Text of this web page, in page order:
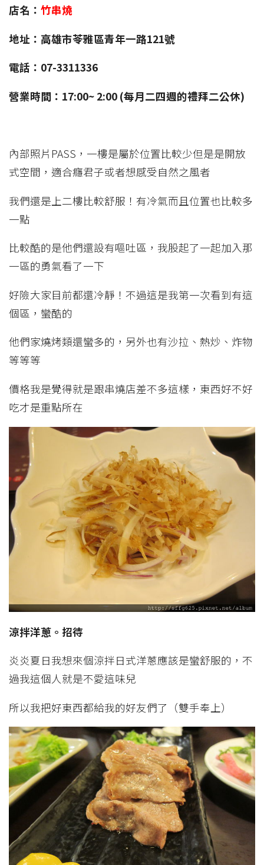
店名： 竹串燒
地址：高雄市苓雅區青年一路121號
電話：07-3311336
營業時間：17:00~ 2:00 (每月二四週的禮拜二公休)
內部照片PASS，一樓是屬於位置比較少但是是開放
式空間，適合癮君子或者想感受自然之風者
我們還是上二樓比較舒服！有冷氣而且位置也比較多
一點
比較酷的是他們還設有嘔吐區，我股起了一起加入那
一區的勇氣看了一下
好險大家目前都還冷靜！不過這是我第一次看到有這
個區，蠻酷的
他們家燒烤類還蠻多的，另外也有沙拉、熱炒、炸物
等等等
價格我是覺得就是跟串燒店差不多這樣，東西好不好
吃才是重點所在
涼拌洋蔥。招待
炎炎夏日我想來個涼拌日式洋蔥應該是蠻舒服的，不
過我這個人就是不愛這味兒
所以我把好東西都給我的好友們了（雙手奉上）